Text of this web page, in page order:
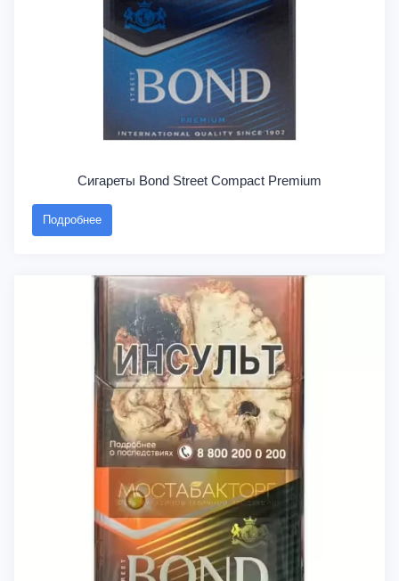
Сигареты Bond Street Compact Premium
Подробнее